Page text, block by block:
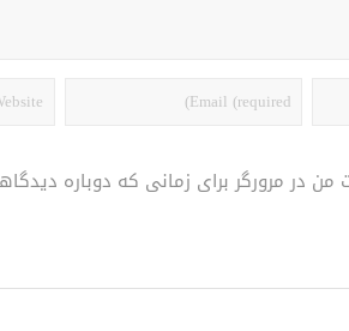
من در مرورگر برای زمانی که دوباره